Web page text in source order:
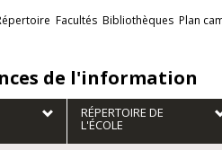
de l'information
externes
Facultés Bibliothèques Plan
RÉPERTOIRE DE
L'ÉCOLE